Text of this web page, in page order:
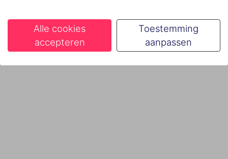
Alle cookies
accepteren
Toestemming
aanpassen